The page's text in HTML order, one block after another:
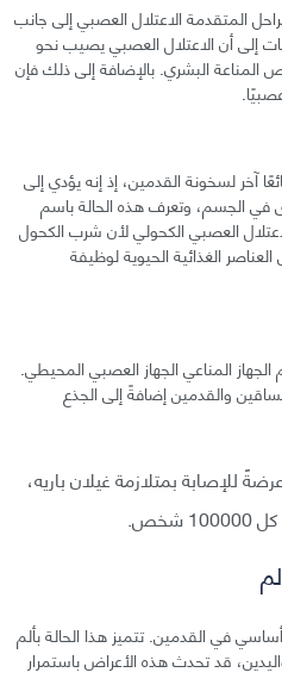
المتقدمة الاعتلال العصبي إلى جانب
إلى أن الاعتلال العصبي يصيب نحو
البشري. بالإضافة إلى ذلك فإن
آخر لسخونة القدمين، إذ إنه يؤدي إلى
في الجسم، وتعرف هذه الحالة باسم
العصبي الكحولي لأن شرب الكحول
الغذائية الحيوية لوظيفة
المناعي الجهاز العصبي المحيطي.
والقدمين إضافةً إلى الجذع
للإصابة بمتلازمة غيلان باريه،
في القدمين. تتميز هذا الحالة بألم
قد تحدث هذه الأعراض باستمرار